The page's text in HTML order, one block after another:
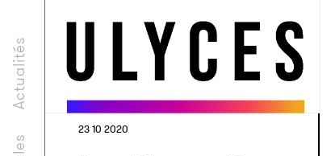
Actualités
23 10 2020